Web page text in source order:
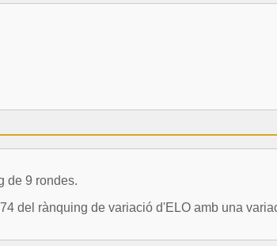
de 9 rondes.
del rànquing de variació d'ELO amb una